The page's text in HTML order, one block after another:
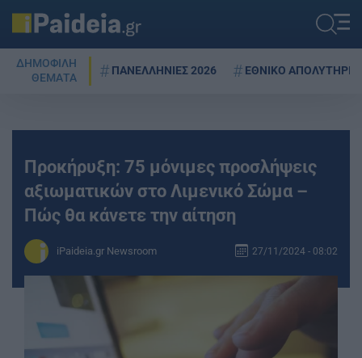
ΔΗΜΟΦΙΛΗ
ΘΕΜΑΤΑ
ΠΑΝΕΛΛΗΝΙΕΣ 2026 ΕΘΝΙΚΟ ΑΠΟΛΥΤΗΡΙΟ
Προκήρυξη: 75 μόνιμες προσλήψεις
αξιωματικών στο Λιμενικό Σώμα –
Πώς θα κάνετε την αίτηση
iPaideia.gr Newsroom 27/11/2024 - 08:02